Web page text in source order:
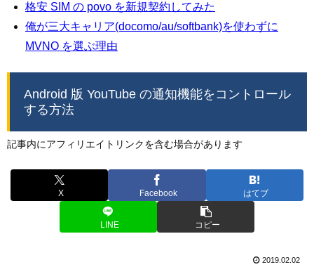
格安 SIM の povo を新規契約してみた
俺が三大キャリア(docomo/au/softbank)を使わずに
MVNO を選ぶ理由
Android 版 YouTube の通知機能をコントロール
する方法
記事内にアフィリエイトリンクを含む場合があります
X Facebook はてブ
LINE コピー
2019.02.02